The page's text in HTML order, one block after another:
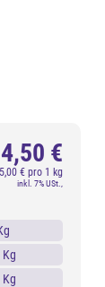
4,50 €
€ pro 1 kg
inkl. 7% USt.,
Kg
Kg